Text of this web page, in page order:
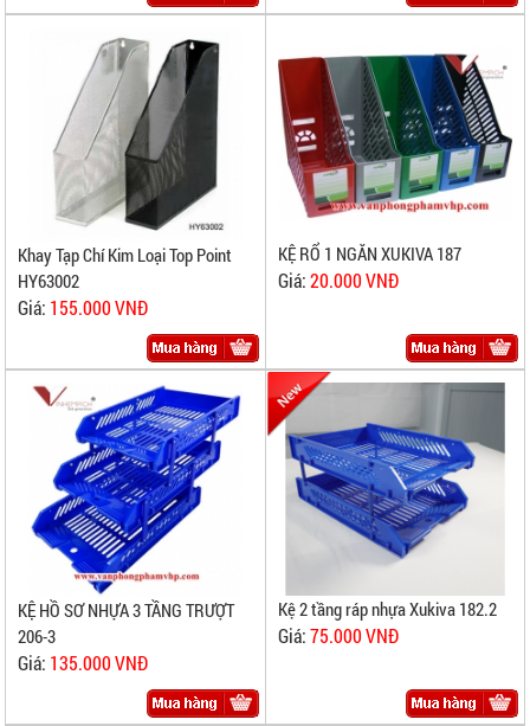
Khay Tạp Chí Kim Loại Top Point
HY63002
Giá: 155.000 VNĐ
KỆ RỔ 1 NGĂN XUKIVA 187
Giá:20.000 VNĐ
KỆ HỒ SƠ NHỰA 3 TẦNG TRƯỢT
206-3
Giá: 135.000 VNĐ
Kệ 2 tầng ráp nhựa Xukiva 182.2
Giá:75.000 VNĐ